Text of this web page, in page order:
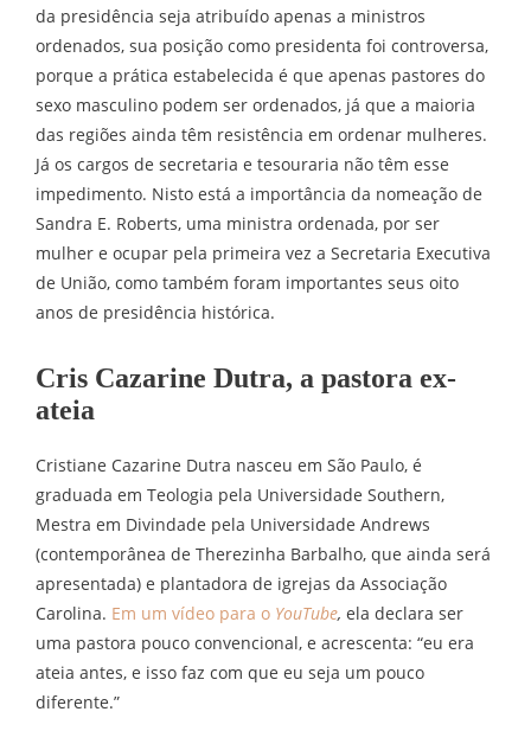
da presidência seja atribuído apenas a ministros
ordenados, sua posição como presidenta foi controversa,
porque a prática estabelecida é que apenas pastores do
sexo masculino podem ser ordenados, já que a maioria
das regiões ainda têm resistência em ordenar mulheres.
Já os cargos de secretaria e tesouraria não têm esse
impedimento. Nisto está a importância da nomeação de
Sandra E. Roberts, uma ministra ordenada, por ser
mulher e ocupar pela primeira vez a Secretaria Executiva
de União, como também foram importantes seus oito
anos de presidência histórica.
Cris Cazarine Dutra, a pastora ex-
ateia
Cristiane Cazarine Dutra nasceu em São Paulo, é
graduada em Teologia pela Universidade Southern,
Mestra em Divindade pela Universidade Andrews
(contemporânea de Therezinha Barbalho, que ainda será
apresentada) e plantadora de igrejas da Associação
Carolina. Em um vídeo para o YouTube, ela declara ser
uma pastora pouco convencional, e acrescenta: “eu era
ateia antes, e isso faz com que eu seja um pouco
diferente.”